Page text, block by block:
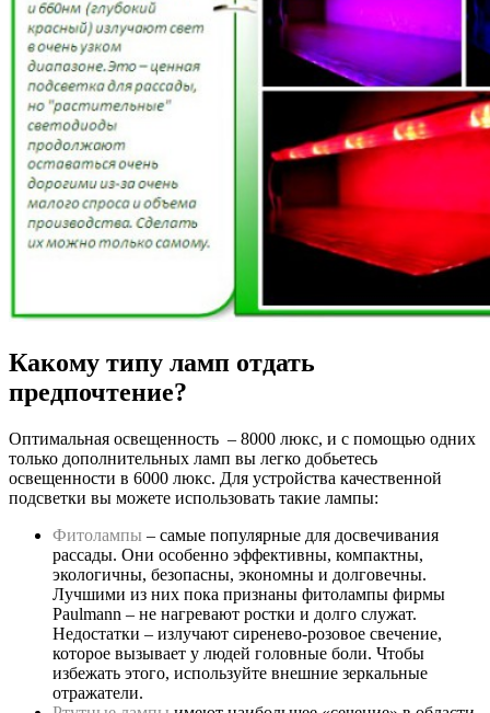
Какому типу ламп отдать
предпочтение?
Оптимальная освещенность – 8000 люкс, и с помощью одних
только дополнительных ламп вы легко добьетесь
освещенности в 6000 люкс. Для устройства качественной
подсветки вы можете использовать такие лампы:
Фитолампы – самые популярные для досвечивания
рассады. Они особенно эффективны, компактны,
экологичны, безопасны, экономны и долговечны.
Лучшими из них пока признаны фитолампы фирмы
Paulmann – не нагревают ростки и долго служат.
Недостатки – излучают сиренево-розовое свечение,
которое вызывает у людей головные боли. Чтобы
избежать этого, используйте внешние зеркальные
отражатели.